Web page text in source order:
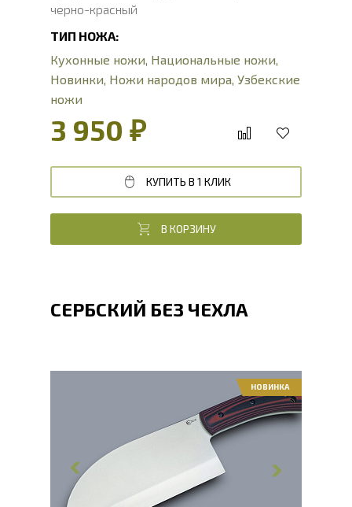
черно-красный
ТИП НОЖА:
Кухонные ножи, Национальные ножи,
Новинки, Ножи народов мира, Узбекские
ножи
3 950 ₽
КУПИТЬ В 1 КЛИК
В КОРЗИНУ
СЕРБСКИЙ БЕЗ ЧЕХЛА
275
Длина клинка, мм
Ширина клинка, мм
Толщина обуха, мм
2.9
Длина рукояти, мм
Твердость клинка, HRC
НОВИНКА